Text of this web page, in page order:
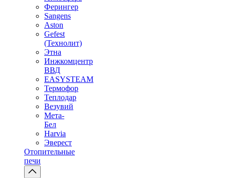
Ферингер
Sangens
Aston
Gefest
(Технолит)
Этна
Инжкомцентр
ВВД
EASYSTEAM
Термофор
Теплодар
Везувий
Мета-
Бел
Harvia
Эверест
Отопительные
печи